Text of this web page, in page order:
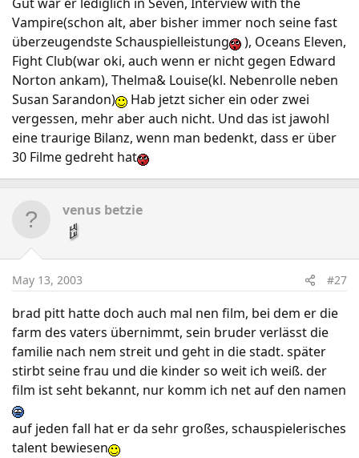
Vampire(schon alt, aber bisher immer noch seine fast
überzeugendste Schauspielleistung
), Oceans Eleven,
Fight Club(war oki, auch wenn er nicht gegen Edward
Norton ankam), Thelma& Louise(kl. Nebenrolle neben
Susan Sarandon)
Hab jetzt sicher ein oder zwei
vergessen, mehr aber auch nicht. Und das ist jawohl
eine traurige Bilanz, wenn man bedenkt, dass er über
30 Filme gedreht hat
venus betzie
May 13, 2003 #27
brad pitt hatte doch auch mal nen film, bei dem er die
farm des vaters übernimmt, sein bruder verlässt die
familie nach nem streit und geht in die stadt. später
stirbt seine frau und die kinder so weit ich weiß. der
film ist seht bekannt, nur komm ich net auf den namen
auf jeden fall hat er da sehr großes, schauspielerisches
talent bewiesen